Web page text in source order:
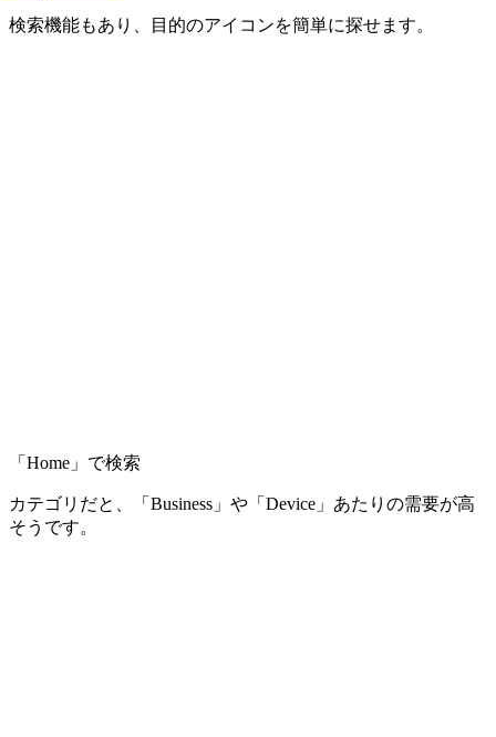
検索機能もあり、目的のアイコンを簡単に探せます。
「Home」で検索
カテゴリだと、「Business」や「Device」あたりの需要が高
そうです。